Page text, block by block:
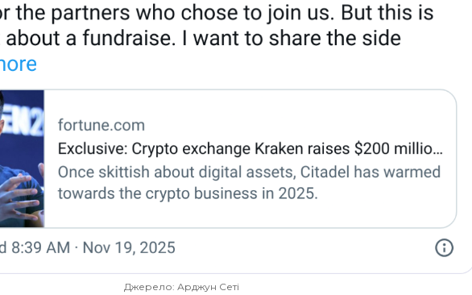
Джерело: Арджун Сеті